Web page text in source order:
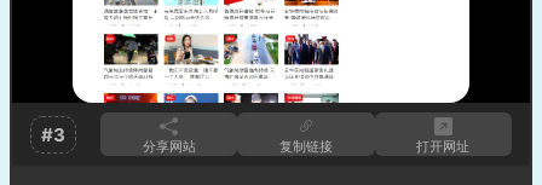
#3 分享网站 复制链接 打开网址